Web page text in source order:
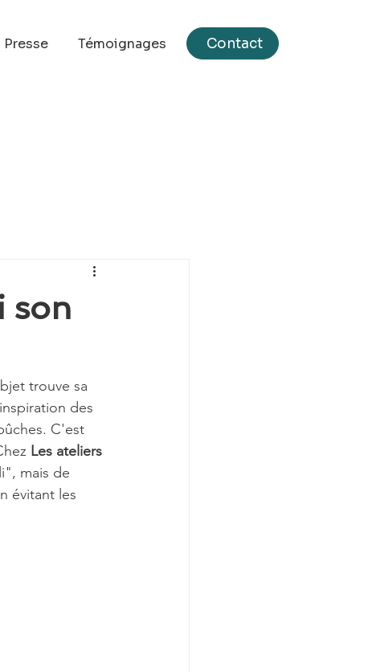
Presse Témoignages Contact
son
trouve sa
des
C'est
Les ateliers
mais de
évitant les